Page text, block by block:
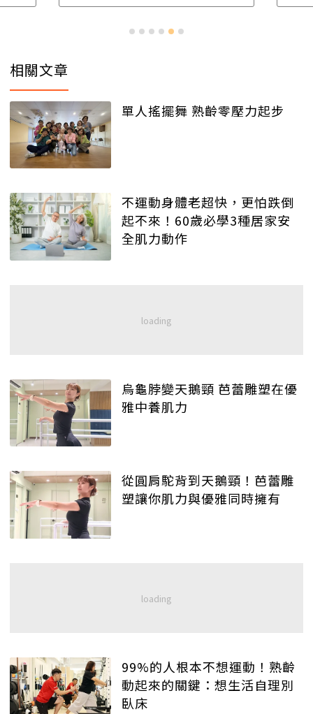
相關文章
單人搖擺舞 熟齡零壓力起步
不運動身體老超快，更怕跌倒
起不來！60歲必學3種居家安
全肌力動作
烏龜脖變天鵝頸 芭蕾雕塑在優
雅中養肌力
從圓肩駝背到天鵝頸！芭蕾雕
塑讓你肌力與優雅同時擁有
99%的人根本不想運動！熟齡
動起來的關鍵：想生活自理別
臥床